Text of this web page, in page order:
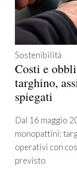
Sostenibilità
Costi e
targhino,
spiegati
Dal 16 maggio
monopattini:
operativi con
previsto